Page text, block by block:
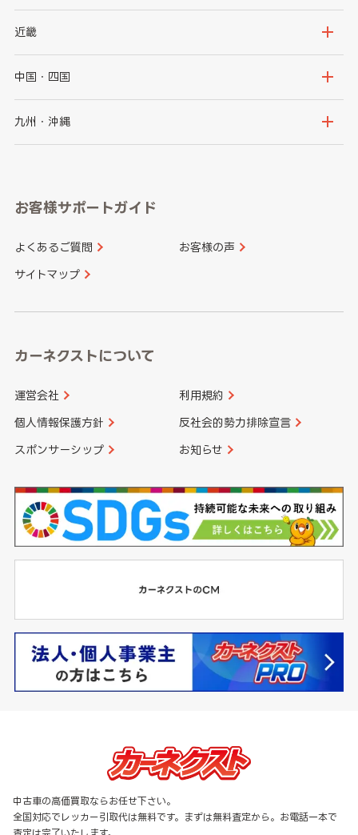
秋田県
群馬県
千葉県
新潟県
石川県
山梨県
愛知県
近畿
大阪府
京都府
和歌山県
中国・四国
鳥取県
山口県
香川県 愛媛県
九州・沖縄
長崎県
大分県 宮崎県
お客様サポートガイド
よくあるご質問 お客様の声
サイトマップ
カーネクストについて
運営会社 利用規約
個人情報保護方針 反社会的勢力排除宣言
スポンサーシップ お知らせ
中古車の高価買取ならお任せ下さい。
全国対応でレッカー引取代は無料です。まずは無料査定から。お電話一本で
査定は完了いたします。